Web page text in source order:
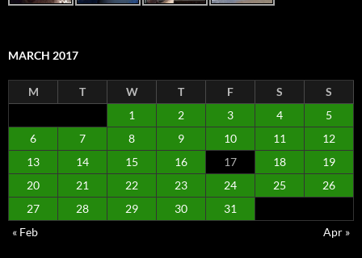
MARCH 2017
M T W T F S
S
1
2 3 4
5
6
7 8 9 10 11
12
13
14 15 16 17 18
19
20
21 22 23 24 25
26
27
28 29 30
31
« Feb
Apr »